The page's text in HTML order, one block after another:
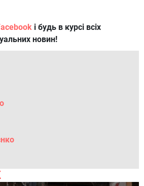
і будь в курсі всіх
новин!